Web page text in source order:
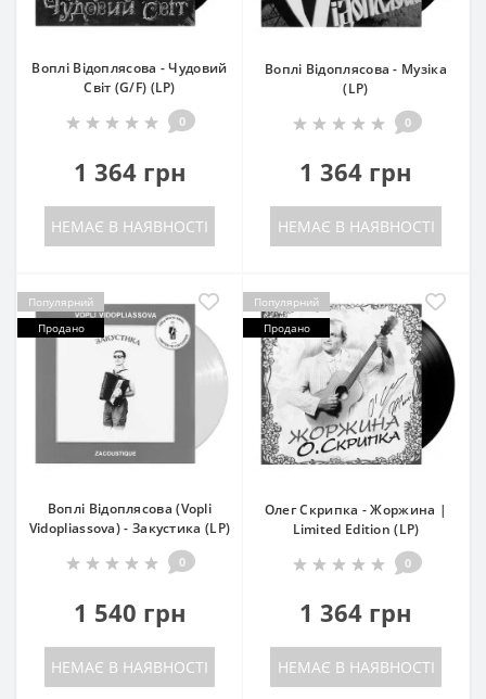
Воплі Відоплясова - Чудовий
Світ (G/F) (LP)
0
1 364 грн
НЕМАЄ В НАЯВНОСТІ
Воплі Відоплясова - Музіка
(LP)
0
1 364 грн
НЕМАЄ В НАЯВНОСТІ
Популярний
Продано
Воплі Відоплясова (Vopli
Vidopliassova) - Закустика (LP)
0
1 540 грн
НЕМАЄ В НАЯВНОСТІ
Популярний
Продано
Олег Скрипка - Жоржина |
Limited Edition (LP)
0
1 364 грн
НЕМАЄ В НАЯВНОСТІ